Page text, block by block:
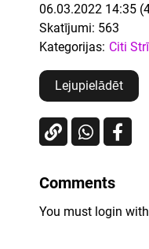
06.03.2022 14:35
Skatījumi: 563
Kategorijas: Citi
Lejupielādēt
Comments
You must login